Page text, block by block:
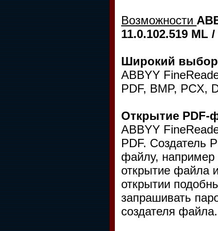
Возможности
11.0.102.519 ML
Широкий выбор
ABBYY
PDF, BMP, PCX,
Открытие PDF-
ABBYY
PDF. Создатель
файлу, например
открытие файла
открытии
запрашивать
создателя файла.